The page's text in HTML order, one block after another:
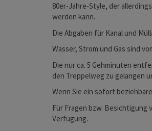
80er-Jahre-Style, der
werden kann.
Die Abgaben für Kanal und
Wasser, Strom und Gas sind
Die nur ca. 5 Gehminuten
den Treppelweg zu gelangen
Wenn Sie ein sofort
Für Fragen bzw. Besichtigung
Verfügung.